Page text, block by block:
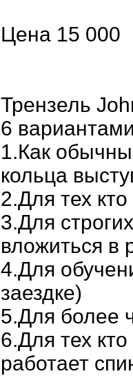
Цена 15 000
Трензель
6
1.Как
кольца
2.Для тех
3.Для
вложиться в
4.Для
заездке)
5.Для более
6.Для тех
работает